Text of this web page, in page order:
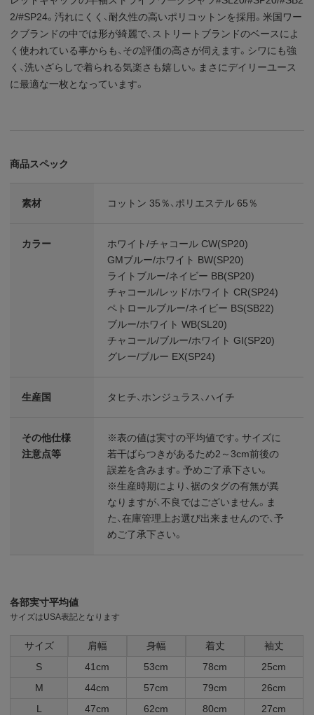
2/#SP24。汚れにくく、耐久性の高いポリコットンを採用。米国ワー
クブランドの中では形が綺麗で、ストリートブランドのベースによ
く使われている事からも、その評価の高さが伺えます。シワにも強
く、洗いざらしで着られる気楽さも嬉しい。まさにデイリーユース
に最適な一枚となっています。
商品スペック
素材 コットン 35％、ポリエステル 65％
カラー
ホワイト/チャコール CW(SP20)
GMブルー/ホワイト BW(SP20)
ライトブルー/ネイビー BB(SP20)
チャコール/レッド/ホワイト CR(SP24)
ペトロールブルー/ネイビー BS(SB22)
ブルー/ホワイト WB(SL20)
チャコール/ブルー/ホワイト GI(SP20)
グレー/ブルー EX(SP24)
生産国 タヒチ、ホンジュラス、ハイチ
その他仕様
注意点等
※表の値は実寸の平均値です。サイズに
若干ばらつきがあるため2～3cm前後の
誤差を含みます。予めご了承下さい。
※生産時期により、裾のタグの有無が異
なりますが、不良ではございません。ま
た、在庫管理上お選び出来ませんので、予
めご了承下さい。
各部実寸平均値
サイズはUSA表記となります
サイズ 肩幅 身幅 着丈
袖丈
S
41cm 53cm 78cm
25cm
M
44cm 57cm 79cm
26cm
L
47cm 62cm 80cm 27cm